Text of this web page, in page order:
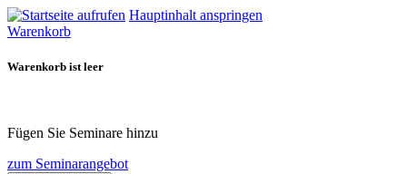
Hauptinhalt anspringen
Warenkorb
Warenkorb ist leer
Fügen Sie Seminare hinzu
zum Seminarangebot